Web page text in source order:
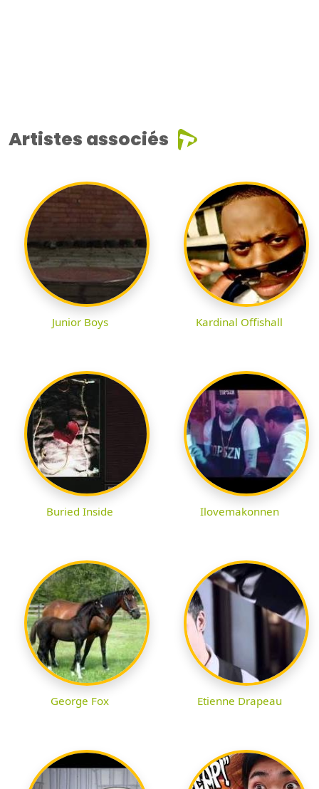
Artistes associés
Junior Boys Kardinal Offishall
Buried Inside Ilovemakonnen
George Fox Etienne Drapeau